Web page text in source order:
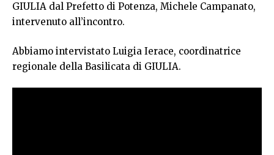
GIULIA dal Prefetto di Potenza, Michele Campanato,
intervenuto all’incontro.
Abbiamo intervistato Luigia Ierace, coordinatrice
regionale della Basilicata di GIULIA.